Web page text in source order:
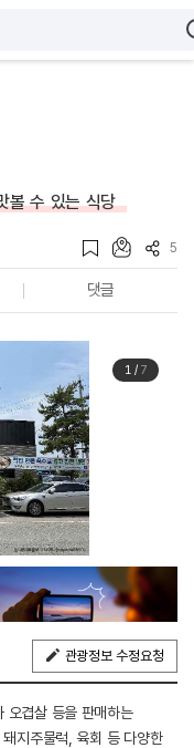
볼 수 있는 식당
5
댓글
1/ 7
관광정보 수정요청
오겹살 등을 판매하는
지주물럭, 육회 등 다양한